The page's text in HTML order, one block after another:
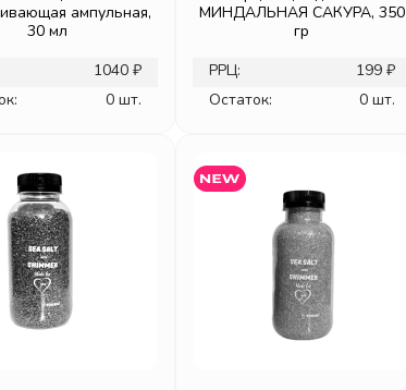
ампульная,
30 мл
1040 ₽
0 шт.
МИНДАЛЬНАЯ САКУРА, 350
гр
РРЦ:
199 ₽
Остаток:
0 шт.